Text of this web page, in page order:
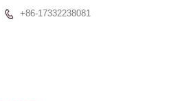
 +86-17332238081